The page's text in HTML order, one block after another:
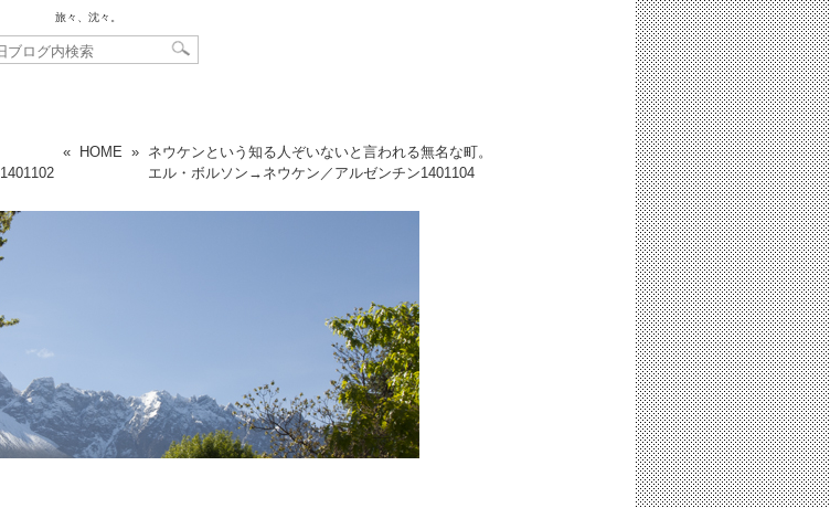
旅々、沈々。
1401102
« HOME » ネウケンという知る人ぞいないと言われる無名な町。
エル・ボルソン→ネウケン／アルゼンチン1401104